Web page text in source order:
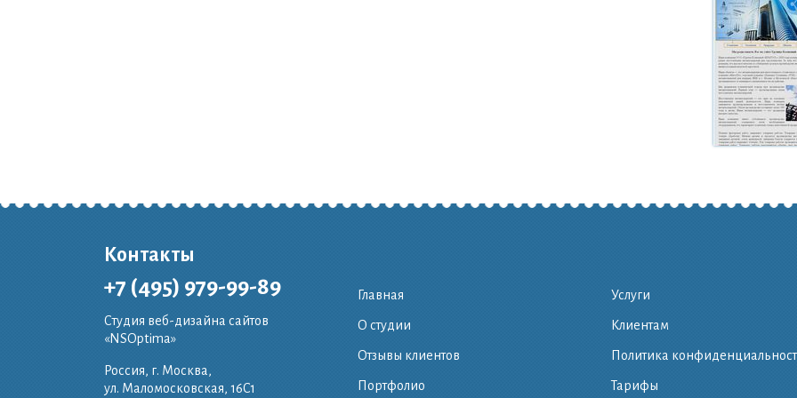
Контакты
+7 (495) 979-99-89
Студия веб-дизайна сайтов
«NSOptima»
Россия, г. Москва,
ул. Маломосковская, 16C1
Главная
О студии
Отзывы клиентов
Портфолио
Услуги
Клиентам
Политика
Тарифы